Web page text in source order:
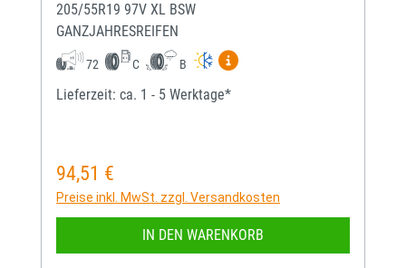
205/55R19 97V XL BSW
GANZJAHRESREIFEN
72 C B
Mehr Informationen zum
Lieferzeit: ca. 1 - 5 Werktage*
Regulärer Preis:
94,51 €
Preise inkl. MwSt. zzgl. Versandkosten
IN DEN WARENKORB